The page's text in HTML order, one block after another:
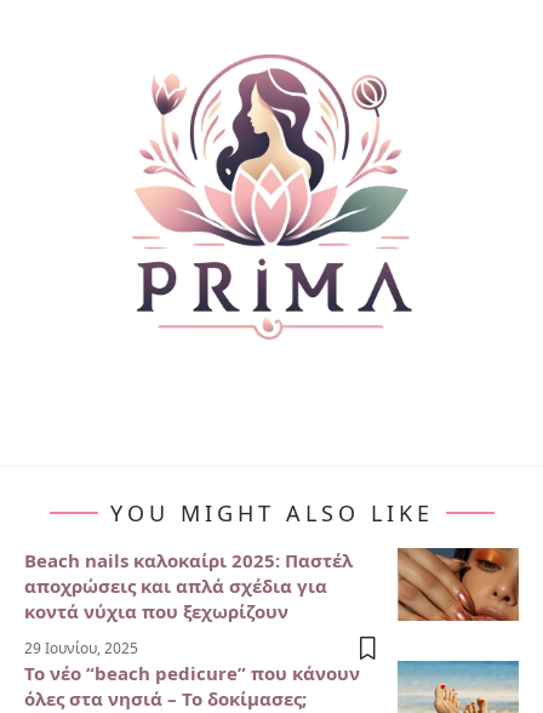
YOU MIGHT ALSO LIKE
Beach nails καλοκαίρι 2025: Παστέλ
αποχρώσεις και απλά σχέδια για
κοντά νύχια που ξεχωρίζουν
29 Ιουνίου, 2025
Το νέο “beach pedicure” που κάνουν
όλες στα νησιά – Το δοκίμασες;